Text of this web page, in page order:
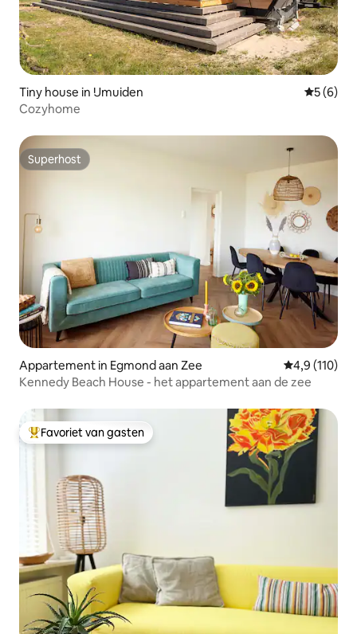
Tiny house in IJmuiden
5 (6)
Cozyhome
Superhost
Superhost
Appartement in Egmond aan Zee Gemiddelde
4,9 (110)
Kennedy Beach House - het appartement aan de zee
Topfavoriet van gasten
Favoriet van gasten